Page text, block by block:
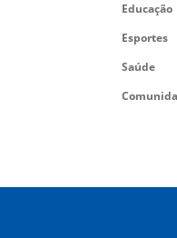
Educação
Esportes
Saúde